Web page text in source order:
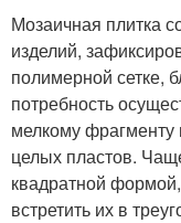
Мозаичная плитка
изделий,
полимерной сетке,
потребность
мелкому фрагменту
целых пластов.
квадратной
встретить их в